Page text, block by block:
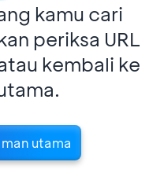
kamu cari
periksa URL
kembali ke
utama